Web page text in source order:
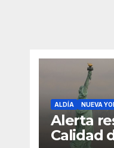
ALDÍA NUEVA
Alerta
Calidad